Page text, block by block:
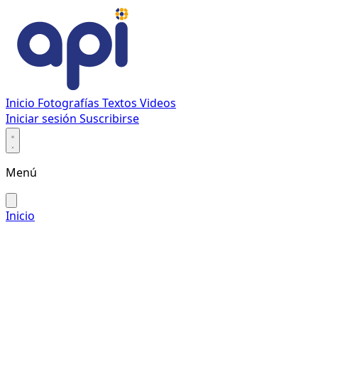
Inicio Fotografías Textos Videos
Iniciar sesión Suscribirse
Menú
Inicio